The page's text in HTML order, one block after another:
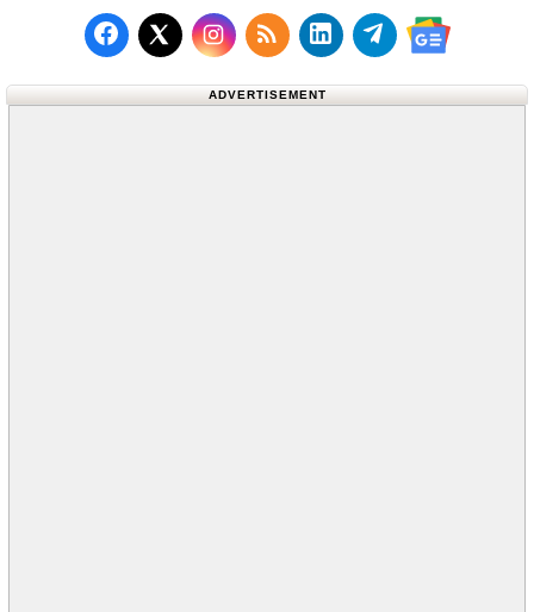
Follow us on Facebook
Follow us on X (Twitter)
Subscribe to our RSS
Follow us on
Follow us on
Follow us
ADVERTISEMENT